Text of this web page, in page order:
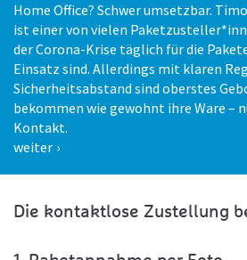
Home Office? Schwer umsetzbar.
ist einer von vielen
der Corona-Krise täglich für die
Einsatz sind. Allerdings mit klaren
Sicherheitsabstand sind oberstes
bekommen wie gewohnt ihre Ware –
Kontakt.
weiter
Die kontaktlose Zustellung